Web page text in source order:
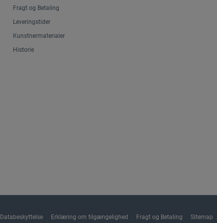
Fragt og Betaling
Leveringstider
Kunstnermaterialer
Historie
Databeskyttelse Erklæring om tilgængelighed Fragt og Betaling Sitemap